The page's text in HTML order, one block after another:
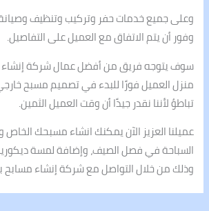
وعلى جميع خدمات حفر وتركيب وتنظيف وصيانة
وفور أن يتم الاتفاق مع العميل على التفاصيل.
سوف يتوجه فريق من أفضل عمال شركة إنشاء
منزل العميل فورًا للبدء في تصميم مسبح
تباطؤ لأننا نقدر جيدًا أن وقت العميل الثمين.
عميلنا العزيز الآن يمكنك انشاء مسبحك الخاص
السباحة في فصل الصيف، وإضافة لمسة
وذلك من خلال التواصل مع شركة إنشاء مسابح